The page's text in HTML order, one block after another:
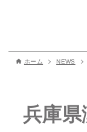
ホーム NEWS
兵庫